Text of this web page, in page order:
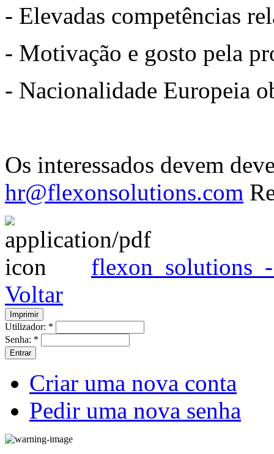
- Elevadas competências
- Motivação e gosto pela
- Nacionalidade Europeia
Os interessados devem
hr@flexonsolutions.com
Voltar
Utilizador: *
Senha: *
Criar uma nova conta
Pedir uma nova senha